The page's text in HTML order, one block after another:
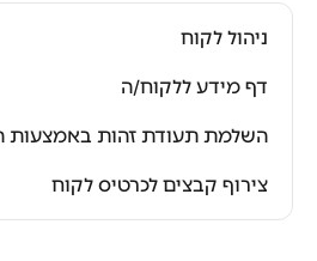
ניהול לקוח
דף מידע ללקוח/ה
השלמת תעודת זהות באמצעות
צירוף קבצים לכרטיס לקוח